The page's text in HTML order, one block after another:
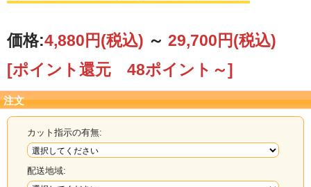
価格:4,880円(税込) ～ 29,700円(税込)
[ポイント還元 48ポイント～]
注文
カット指示の有無:
配送地域: